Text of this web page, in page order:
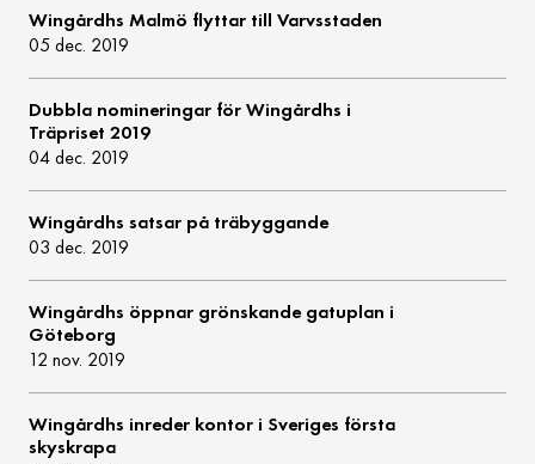
Wingårdhs Malmö flyttar till Varvsstaden
05 dec. 2019
Dubbla nomineringar för Wingårdhs i
Träpriset 2019
04 dec. 2019
Wingårdhs satsar på träbyggande
03 dec. 2019
Wingårdhs öppnar grönskande gatuplan i
Göteborg
12 nov. 2019
Wingårdhs inreder kontor i Sveriges första
skyskrapa